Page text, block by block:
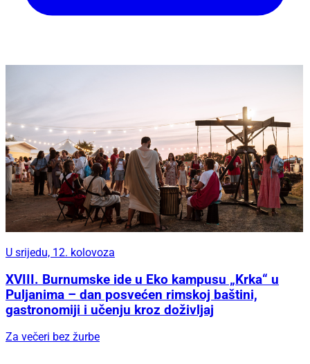
U srijedu, 12. kolovoza
XVIII. Burnumske ide u Eko kampusu „Krka“ u
Puljanima – dan posvećen rimskoj baštini,
gastronomiji i učenju kroz doživljaj
Za večeri bez žurbe